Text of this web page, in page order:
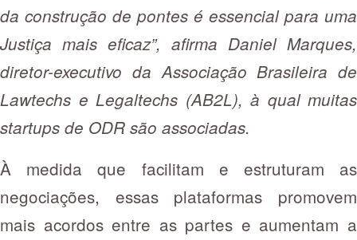
da construção de pontes é essencial para uma
Justiça mais eficaz”, afirma Daniel Marques,
diretor-executivo da Associação Brasileira de
Lawtechs e Legaltechs (AB2L), à qual muitas
startups de ODR são associadas.
À medida que facilitam e estruturam as
negociações, essas plataformas promovem
mais acordos entre as partes e aumentam a